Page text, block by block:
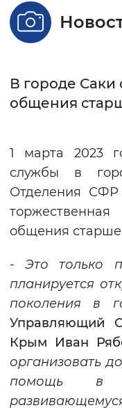
Стандартный
Без
Нормальный
Монохромный
Воспроизвести
В городе
общения
1 марта 2023
службы в
Отделения СФР
общения
-Это только
планируется
поколения в
Управляющий
Крым Иван
организовать
помощь в